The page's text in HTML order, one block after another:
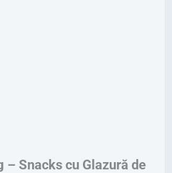
– Snacks cu Glazură de